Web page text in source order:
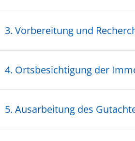
3. Vorbereitung und
4. Ortsbesichtigung der
5. Ausarbeitung des